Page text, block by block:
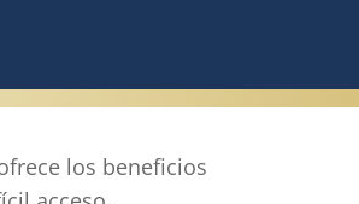
los beneficios